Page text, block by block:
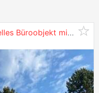
5020, Vogelweiderstraße / Helles Büroobjekt mit 215 m² in